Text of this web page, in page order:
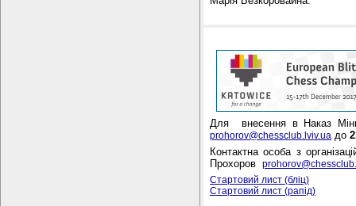
Для внесення в Наказ
prohorov@chessclub.lviv.ua до
Контактна особа з
Прохоров
Стартовий лист (бліц)
Стартовий лист (рапід)